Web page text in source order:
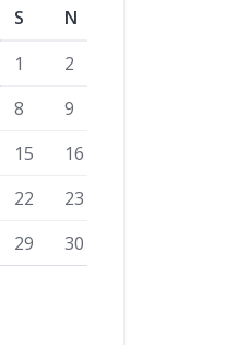
S
N
1
2
8
9
15
16
22
23
29
30